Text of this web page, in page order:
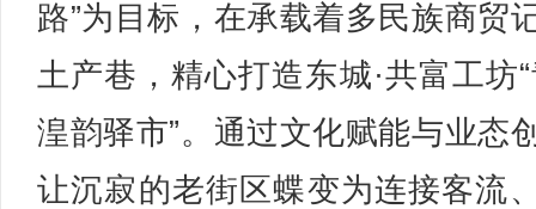
路”为目标，在承载着多民族商贸
土产巷，精心打造东城·共富工坊“
湟韵驿市”。通过文化赋能与业态
让沉寂的老街区蝶变为连接客流